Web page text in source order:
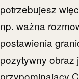
potrzebujesz
np. ważna
postawienia
pozytywny obraz
przypominający